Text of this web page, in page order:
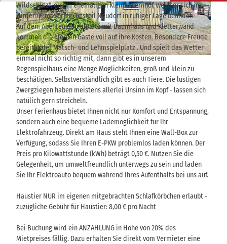
© Hans- Joachim Gnauck | CC-BY-SA
© Hans- Joachim Gnauck |CC-BY-SA © Hans- Joachim Gnauck |CC-BY-SA
Wildschütz", einem ehemaligen Kleinbauernhof, welcher sich im
Hinterhermsdorfer Ortsteil Neudorf in ruhiger Lage befindet.
Auf dem Abenteuerspielplatz mit Baumhaus und Kletterwand
kommen die kleinen Gäste voll auf ihre Kosten. Besondere Freude
bereitet der Matsch- und Lehmspielplatz . Und spielt das Wetter
einmal nicht so richtig mit, dann gibt es in unserem
Regenspielhaus eine Menge Möglichkeiten, groß und klein zu
beschätigen. Selbstverständlich gibt es auch Tiere. Die lustigen
Zwergziegen haben meistens allerlei Unsinn im Kopf - lassen sich
natülich gern streicheln.
Unser Ferienhaus bietet Ihnen nicht nur Komfort und Entspannung,
sondern auch eine bequeme Lademöglichkeit für Ihr
Elektrofahrzeug. Direkt am Haus steht Ihnen eine Wall-Box zur
Verfügung, sodass Sie Ihren E-PKW problemlos laden können. Der
Preis pro Kilowattstunde (kWh) beträgt 0,50 €. Nutzen Sie die
Gelegenheit, um umweltfreundlich unterwegs zu sein und laden
Sie Ihr Elektroauto bequem während Ihres Aufenthalts bei uns auf.
Haustier NUR im eigenen mitgebrachten Schlafkörbchen erlaubt -
zuzügliche Gebühr für Haustier: 8,00 € pro Nacht
Bei Buchung wird ein ANZAHLUNG in Höhe von 20% des
Mietpreises fällig. Dazu erhalten Sie direkt vom Vermieter eine